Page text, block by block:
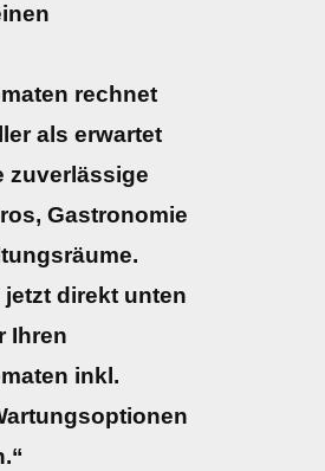
rechnet
als erwartet
zuverlässige
Gastronomie
direkt unten
Ihren
inkl.